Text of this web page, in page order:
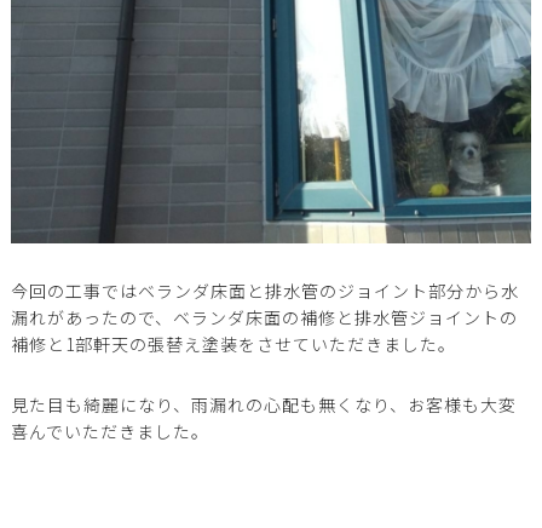
今回の工事ではベランダ床面と排水管のジョイント部分から水
漏れがあったので、ベランダ床面の補修と排水管ジョイントの
補修と1部軒天の張替え塗装をさせていただきました。
見た目も綺麗になり、雨漏れの心配も無くなり、お客様も大変
喜んでいただきました。